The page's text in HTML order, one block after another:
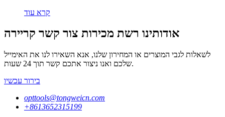
קרא עוד
אודותינו רשת מכירות צור קשר קריירה
לשאלות לגבי המוצרים או המחירון שלנו, אנא השאירו לנו את האימייל
שלכם ואנו ניצור אתכם קשר תוך 24 שעות.
בירור עכשיו
opttools@tongweicn.com
+8613652315199